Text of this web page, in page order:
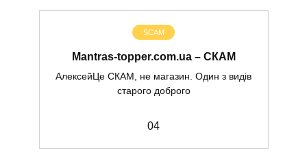
SCAM
Mantras-topper.com.ua – СКАМ
АлексейЦе СКАМ, не магазин. Один з видів
старого доброго
04